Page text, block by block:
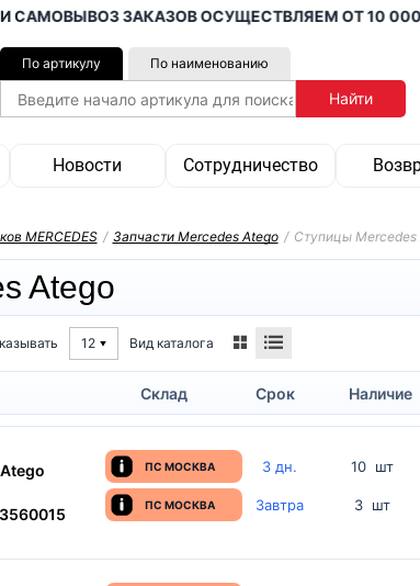
ЗАКАЗОВ ОСУЩЕСТВЛЯЕМ ОТ 10 000
По артикулу По наименованию
Новости Сотрудничество
MERCEDES / Запчасти Mercedes Atego / Ступицы Mercedes
Atego
12 Вид каталога
Склад Срок Наличие
ПС МОСКВА 3 дн. 10 шт
ПС МОСКВА Завтра 3 шт